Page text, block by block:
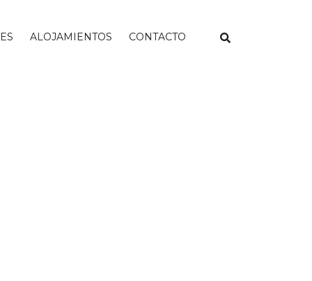
ALOJAMIENTOS CONTACTO